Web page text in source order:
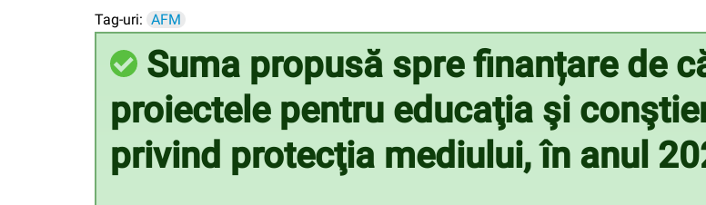
Tag-uri: AFM
Suma propusă spre finanțare de
proiectele pentru educaţia şi
privind protecţia mediului, în anul